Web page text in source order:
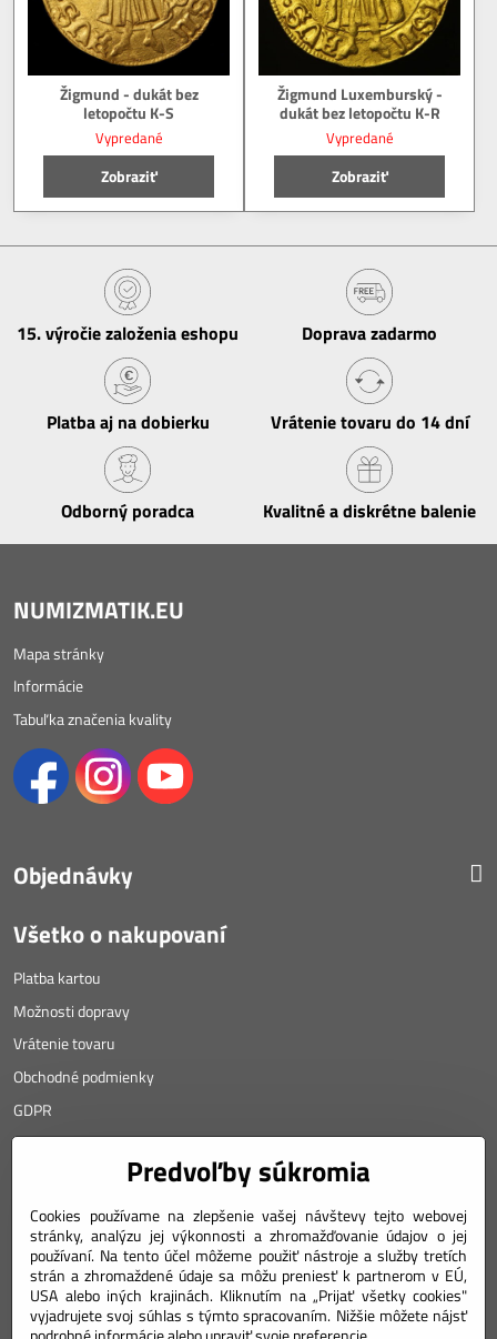
Žigmund - dukát bez
letopočtu K-S
Vypredané
Zobraziť
Žigmund Luxemburský -
dukát bez letopočtu K-R
Vypredané
Zobraziť
15​. výročie založenia eshopu Doprava zadarmo
Platba aj na dobierku Vrátenie tovaru do 14 dní
Odborný poradca Kvalitné a diskrétne balenie
NUMIZMATIK.EU
Mapa stránky
Informácie
Tabuľka značenia kvality
Objednávky
Všetko o nakupovaní
Platba kartou
Možnosti dopravy
Vrátenie tovaru
Obchodné podmienky
GDPR
Angyalova 461/75
967 01 Kremnica
SLOVAKIA
Mobil: +421 911 633 688
Predvoľby súkromia
Cookies používame na zlepšenie vašej návštevy tejto webovej
stránky, analýzu jej výkonnosti a zhromažďovanie údajov o jej
používaní. Na tento účel môžeme použiť nástroje a služby tretích
strán a zhromaždené údaje sa môžu preniesť k partnerom v EÚ,
USA alebo iných krajinách. Kliknutím na „Prijať všetky cookies"
vyjadrujete svoj súhlas s týmto spracovaním. Nižšie môžete nájsť